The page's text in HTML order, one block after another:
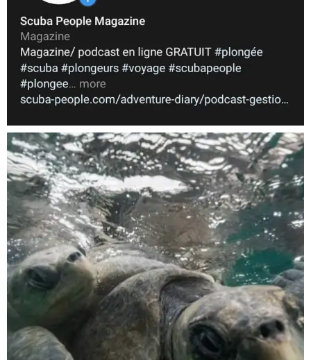
Nov 5
scuba_people_magazine